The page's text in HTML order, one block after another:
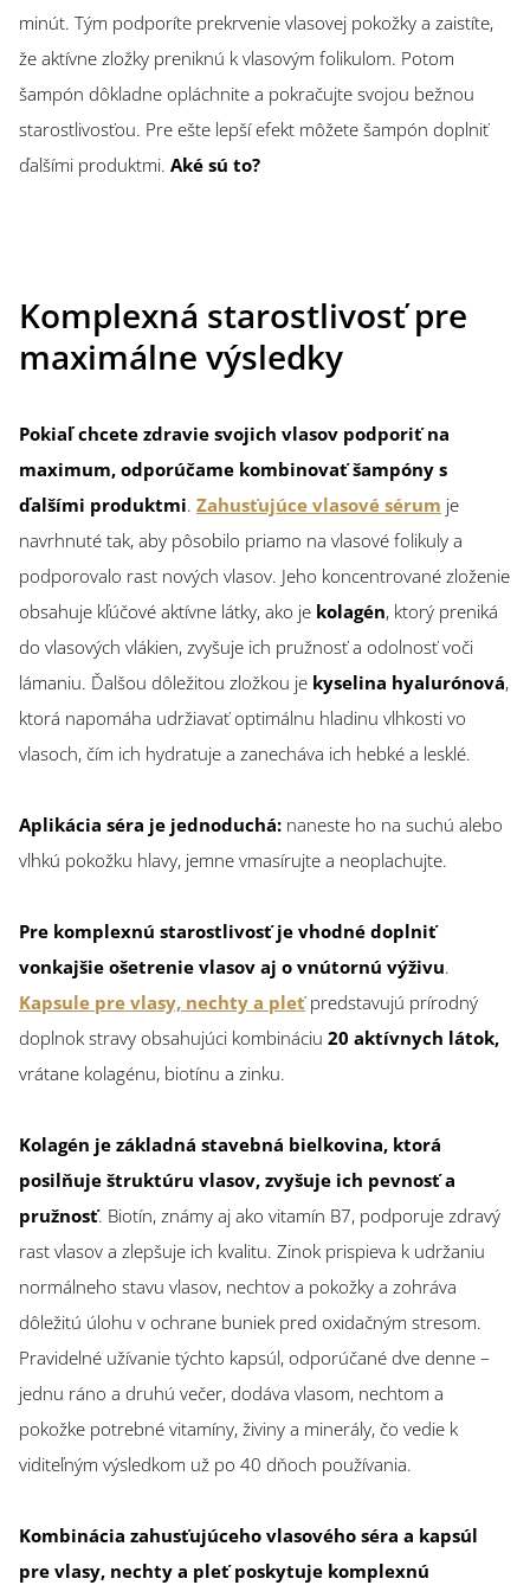
minút. Tým podporíte prekrvenie vlasovej pokožky a zaistíte,
že aktívne zložky preniknú k vlasovým folikulom. Potom
šampón dôkladne opláchnite a pokračujte svojou bežnou
starostlivosťou. Pre ešte lepší efekt môžete šampón doplniť
ďalšími produktmi. Aké sú to?
Komplexná starostlivosť pre
maximálne výsledky
Pokiaľ chcete zdravie svojich vlasov podporiť na
maximum, odporúčame kombinovať šampóny s
ďalšími produktmi. Zahusťujúce vlasové sérum je
navrhnuté tak, aby pôsobilo priamo na vlasové folikuly a
podporovalo rast nových vlasov. Jeho koncentrované zloženie
obsahuje kľúčové aktívne látky, ako je kolagén, ktorý preniká
do vlasových vlákien, zvyšuje ich pružnosť a odolnosť voči
lámaniu. Ďalšou dôležitou zložkou je kyselina hyalurónová,
ktorá napomáha udržiavať optimálnu hladinu vlhkosti vo
vlasoch, čím ich hydratuje a zanecháva ich hebké a lesklé.
Aplikácia séra je jednoduchá: naneste ho na suchú alebo
vlhkú pokožku hlavy, jemne vmasírujte a neoplachujte.
Pre komplexnú starostlivosť je vhodné doplniť
vonkajšie ošetrenie vlasov aj o vnútornú výživu.
Kapsule pre vlasy, nechty a pleťpredstavujú prírodný
doplnok stravy obsahujúci kombináciu 20 aktívnych látok,
vrátane kolagénu, biotínu a zinku.
Kolagén je základná stavebná bielkovina, ktorá
posilňuje štruktúru vlasov, zvyšuje ich pevnosť a
pružnosť. Biotín, známy aj ako vitamín B7, podporuje zdravý
rast vlasov a zlepšuje ich kvalitu. Zinok prispieva k udržaniu
normálneho stavu vlasov, nechtov a pokožky a zohráva
dôležitú úlohu v ochrane buniek pred oxidačným stresom.
Pravidelné užívanie týchto kapsúl, odporúčané dve denne –
jednu ráno a druhú večer, dodáva vlasom, nechtom a
pokožke potrebné vitamíny, živiny a minerály, čo vedie k
viditeľným výsledkom už po 40 dňoch používania.
Kombinácia zahusťujúceho vlasového séra a kapsúl
pre vlasy, nechty a pleť poskytuje komplexnú